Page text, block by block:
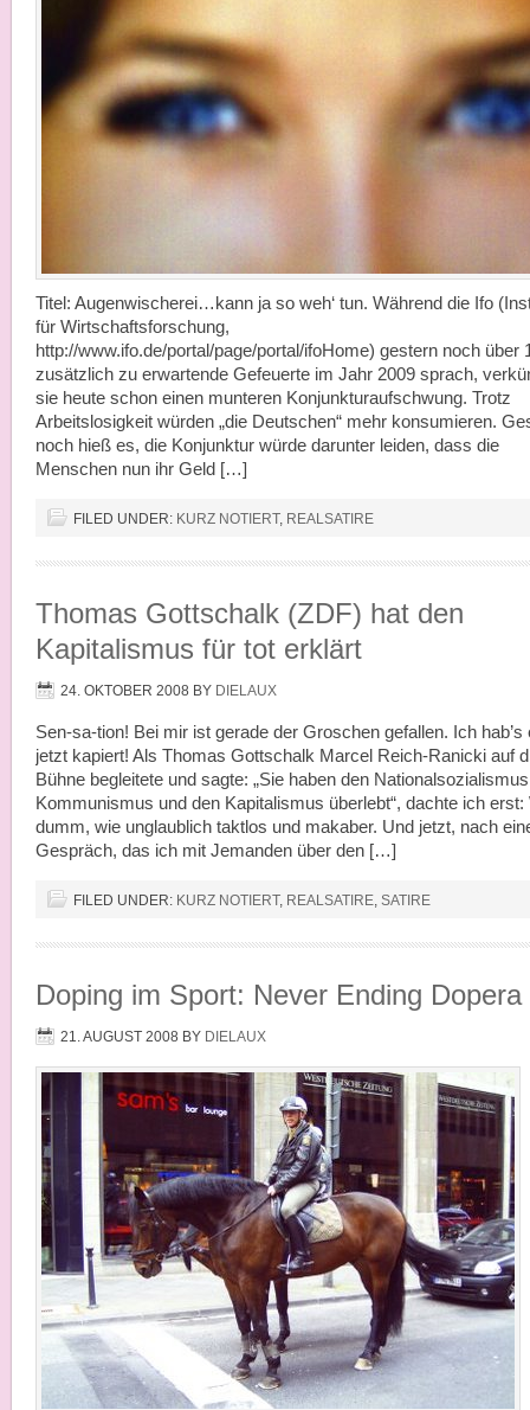
Titel: Augenwischerei…kann ja so weh‘ tun. Während die Ifo
für Wirtschaftsforschung,
http://www.ifo.de/portal/page/portal/ifoHome) gestern noch über
zusätzlich zu erwartende Gefeuerte im Jahr 2009 sprach,
sie heute schon einen munteren Konjunkturaufschwung. Trotz
Arbeitslosigkeit würden „die Deutschen“ mehr konsumieren.
noch hieß es, die Konjunktur würde darunter leiden, dass die
Menschen nun ihr Geld […]
FILED UNDER: KURZ NOTIERT, REALSATIRE
Thomas Gottschalk (ZDF) hat den
Kapitalismus für tot erklärt
24. OKTOBER 2008 BY DIELAUX
Sen-sa-tion! Bei mir ist gerade der Groschen gefallen. Ich hab’s
jetzt kapiert! Als Thomas Gottschalk Marcel Reich-Ranicki auf
Bühne begleitete und sagte: „Sie haben den
Kommunismus und den Kapitalismus überlebt“, dachte ich erst:
dumm, wie unglaublich taktlos und makaber. Und jetzt, nach
Gespräch, das ich mit Jemanden über den […]
FILED UNDER: KURZ NOTIERT, REALSATIRE, SATIRE
Doping im Sport: Never Ending Dopera
21. AUGUST 2008 BY DIELAUX